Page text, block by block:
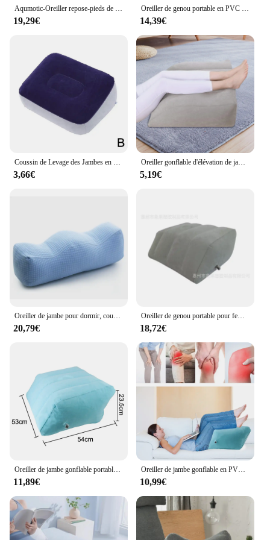
customers, ensuring that everyone can experience
the benefits of this innovative product.
Aqumotic-Oreiller repose-pieds de type S, oreiller de jambe, rehausseur de pieds, coussin veneux sexuel, varices, pression apaisante des extrémités inférieures
19,29€
Oreiller de genou portable en PVC pour femme enceinte, coussin d'élévation, aide-jambe gonflable léger
14,39€
Coussin de Levage des Jambes en PVC Souple et Pliable, Outil de Relaxation, Coussin Portable Gonflable, I9G4
3,66€
Oreiller gonflable d'élévation de jambe d'avion de sommeil, oreiller d'élévation de jambe
5,19€
20,79€
Oreiller de genou portable pour femme enceinte, coussin de jambe gonflable, coussin de levage de pied, léger, PVC
18,72€
11,89€
Oreiller de jambe gonflable en PVC pour femme enceinte, léger, portable, genou, soutien-pied
10,99€